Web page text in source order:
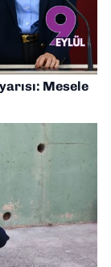
Mesele